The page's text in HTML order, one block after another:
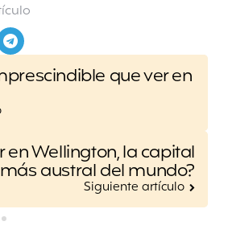
que ver en
en Wellington, la capital
más austral del mundo?
Siguiente artículo